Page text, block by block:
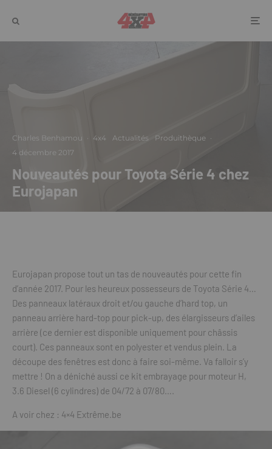
Charles Benhamou · 4x4 Actualités Produithèque ·
4 décembre 2017
Nouveautés pour Toyota Série 4 chez
Eurojapan
Eurojapan propose tout un tas de nouveautés pour cette fin
d’année 2017. Pour les heureux possesseurs de Toyota Série 4…
Des panneaux latéraux droit et/ou gauche d’hard top, un
panneau arrière hard-top pour pick-up, des élargisseurs d’ailes
arrière (ce dernier est disponible uniquement pour châssis
court). Ces panneaux sont en polyester et vendus plein. La
découpe des fenêtres est donc à faire soi-même. Va falloir s’y
mettre ! On a déniché aussi ce kit embrayage pour moteur H,
3.6 Diesel (6 cylindres) de 04/72 à 07/80….
A voir chez : 4×4 Extrême.be